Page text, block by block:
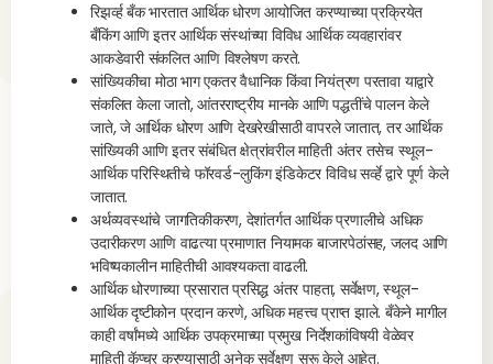
रिझर्व्ह बँक भारतात आर्थिक धोरण आयोजित करण्याच्या प्रक्रियेत
बँकिंग आणि इतर आर्थिक संस्थांच्या विविध आर्थिक व्यवहारांवर
आकडेवारी संकलित आणि विश्लेषण करते.
सांख्यिकीचा मोठा भाग एकतर वैधानिक किंवा नियंत्रण परतावा याद्वारे
संकलित केला जातो, आंतरराष्ट्रीय मानके आणि पद्धतींचे पालन केले
जाते, जे आर्थिक धोरण आणि देखरेखीसाठी वापरले जातात, तर आर्थिक
सांख्यिकी आणि इतर संबंधित क्षेत्रांवरील माहिती अंतर तसेच स्थूल-
आर्थिक परिस्थितीचे फॉरवर्ड-लुकिंग इंडिकेटर विविध सर्व्हे द्वारे पूर्ण केले
जातात.
अर्थव्यवस्थांचे जागतिकीकरण, देशांतर्गत आर्थिक प्रणालीचे अधिक
उदारीकरण आणि वाढत्या प्रमाणात नियामक बाजारपेठांसह, जलद आणि
भविष्यकालीन माहितीची आवश्यकता वाढली.
आर्थिक धोरणाच्या प्रसारात प्रसिद्ध अंतर पाहता, सर्वेक्षण, स्थूल-
आर्थिक दृष्टीकोन प्रदान करणे, अधिक महत्त्व प्राप्त झाले. बँकेने मागील
काही वर्षांमध्ये आर्थिक उपक्रमाच्या प्रमुख निर्देशकांविषयी वेळेवर
माहिती कॅप्चर करण्यासाठी अनेक सर्वेक्षण सुरू केले आहेत.